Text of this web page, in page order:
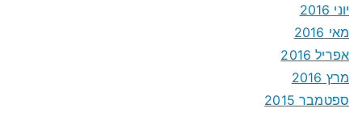
יוני 2016
מאי 2016
אפריל 2016
מרץ 2016
ספטמבר 2015